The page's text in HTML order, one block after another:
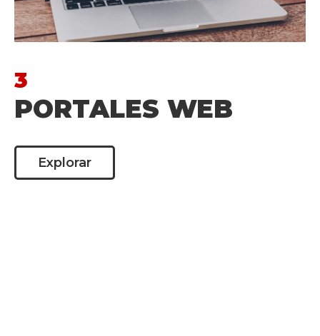
3
PORTALES WEB
Explorar